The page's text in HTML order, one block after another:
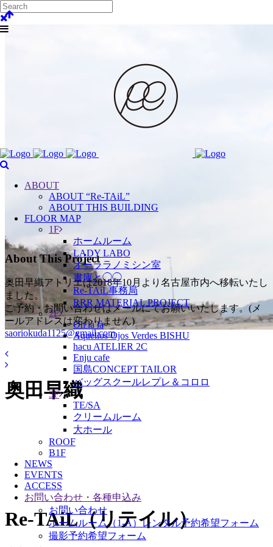
ABOUT
ABOUT “Re-TAiL”
ABOUT THIS BUILDING
FLOOR MAP
1F
ホームルーム
LADY LABO
オーララノミシン室
書庫と◯◯
Re-TAiL事務局
RRR MATERIAL PROJECT
2F
Oh là là
Aquellos Ojos Verdes BISHU
hacu ATELIER 2C
Enju cafe
国島CONCEPT TAILOR
バッグスクールレプレ＆コロロ
3F
TE/SA
クリームルーム
大ホール
ROOF
B1F
NEWS
EVENTS
ACCESS
お問い合わせ・各種申込み
お問い合わせ
ホームルーム（1-A）レンタル予約希望フォーム
撮影予約希望フォーム
奥田早織
About This Project
奥田早織アトリエは2018年10月より名古屋市内へ移転いたし
ました。
ご予約・お問い合わせはメールにてお願いいたします。(メ
ールアドレスは変わりません)
saoriokuda1125@gmail.com
Re-TAiL（リテイル）